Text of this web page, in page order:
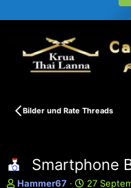
Bilder und Rate Threads
Smartphone
E
Hammer67
E
27